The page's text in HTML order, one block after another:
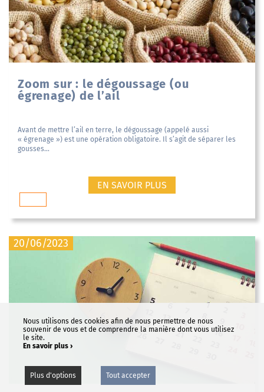
Nous utilisons des cookies afin de nous permettre de nous
souvenir de vous et de comprendre la manière dont vous utilisez
le site.
En savoir plus ›
Plus d'options Tout accepter
Zoom sur : le dégoussage (ou
égrenage) de l’ail
Avant de mettre l’ail en terre, le dégoussage (appelé aussi
« égrenage ») est une opération obligatoire. Il s’agit de séparer les
gousses...
EN SAVOIR PLUS
20/06/2023